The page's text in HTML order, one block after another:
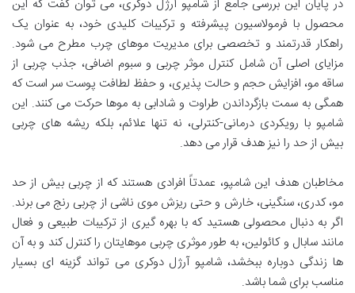
در پایان این بررسی جامع از شامپو آرژل دوکری، می توان گفت که این
محصول با فرمولاسیون پیشرفته و ترکیبات کلیدی خود، به عنوان یک
راهکار قدرتمند و تخصصی برای مدیریت موهای چرب مطرح می شود.
مزایای اصلی آن شامل کنترل موثر چربی و سبوم اضافی، جذب چربی از
ساقه مو، افزایش حجم و حالت پذیری، و حفظ لطافت پوست سر است که
همگی به سمت بازگرداندن طراوت و شادابی به موها حرکت می کنند. این
شامپو با رویکردی درمانی-کنترلی، نه تنها علائم، بلکه ریشه های چربی
بیش از حد را نیز هدف قرار می دهد.
مخاطبان هدف این شامپو، عمدتاً افرادی هستند که از چربی بیش از حد
مو، کدری، سنگینی، خارش و حتی ریزش موی ناشی از چربی رنج می برند.
اگر به دنبال محصولی هستید که با بهره گیری از ترکیبات طبیعی و فعال
مانند سابال و کائولین، به طور موثری چربی موهایتان را کنترل کند و به آن
ها زندگی دوباره ببخشد، شامپو آرژل دوکری می تواند گزینه ای بسیار
مناسب برای شما باشد.